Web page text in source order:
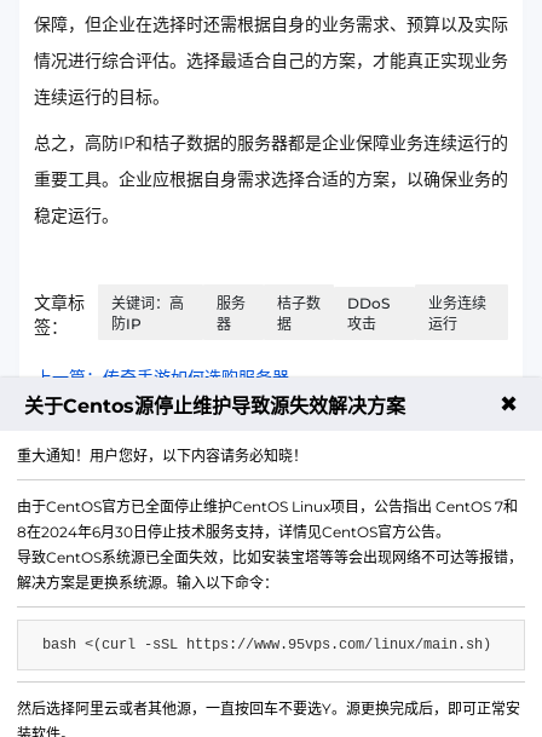
保障，但企业在选择时还需根据自身的业务需求、预算以及实际
情况进行综合评估。选择最适合自己的方案，才能真正实现业务
连续运行的目标。
总之，高防IP和桔子数据的服务器都是企业保障业务连续运行的
重要工具。企业应根据自身需求选择合适的方案，以确保业务的
稳定运行。
文章标
签：
关键词：高
防IP
服务
器
桔子数
据
DDoS
攻击
业务连续
运行
上一篇：传奇手游如何选购服务器
微信公众号
关于Centos源停止维护导致源失效解决方案 ✖
重大通知！用户您好，以下内容请务必知晓！
由于CentOS官方已全面停止维护CentOS Linux项目，公告指出 CentOS 7和
8在2024年6月30日停止技术服务支持，详情见CentOS官方公告。
导致CentOS系统源已全面失效，比如安装宝塔等等会出现网络不可达等报错，
解决方案是更换系统源。输入以下命令：
bash <(curl -sSL https://www.95vps.com/linux/main.sh)
然后选择阿里云或者其他源，一直按回车不要选Y。源更换完成后，即可正常安